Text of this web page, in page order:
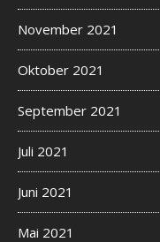
November 2021
Oktober 2021
September 2021
Juli 2021
Juni 2021
Mai 2021